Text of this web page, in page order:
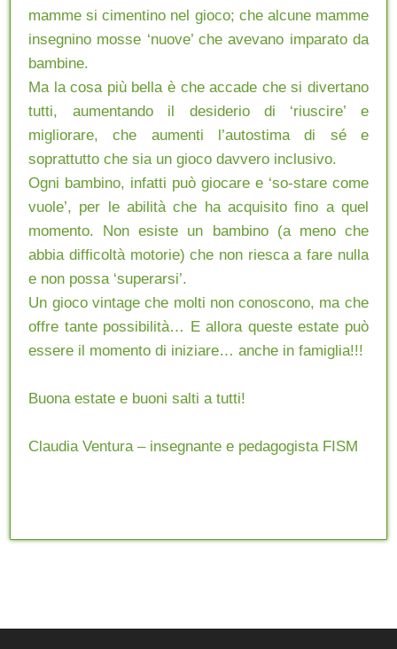
mamme si cimentino nel gioco; che alcune mamme
insegnino mosse ‘nuove’ che avevano imparato da
bambine.
Ma la cosa più bella è che accade che si divertano
tutti, aumentando il desiderio di ‘riuscire’ e
migliorare, che aumenti l’autostima di sé e
soprattutto che sia un gioco davvero inclusivo.
Ogni bambino, infatti può giocare e ‘so-stare come
vuole’, per le abilità che ha acquisito fino a quel
momento. Non esiste un bambino (a meno che
abbia difficoltà motorie) che non riesca a fare nulla
e non possa ‘superarsi’.
Un gioco vintage che molti non conoscono, ma che
offre tante possibilità… E allora queste estate può
essere il momento di iniziare… anche in famiglia!!!
Buona estate e buoni salti a tutti!
Claudia Ventura – insegnante e pedagogista FISM